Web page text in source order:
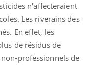
n'affecteraient
Les riverains des
En effet, les
de résidus de
professionnels de